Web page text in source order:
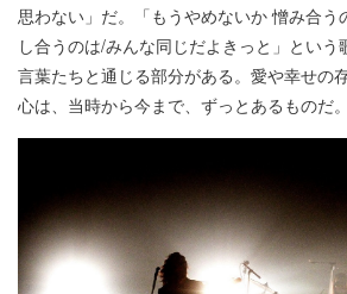
思わない」だ。「もうやめないか 憎み合う
し合うのは/みんな同じだよきっと」とい
言葉たちと通じる部分がある。愛や幸せの
心は、当時から今まで、ずっとあるものだ。